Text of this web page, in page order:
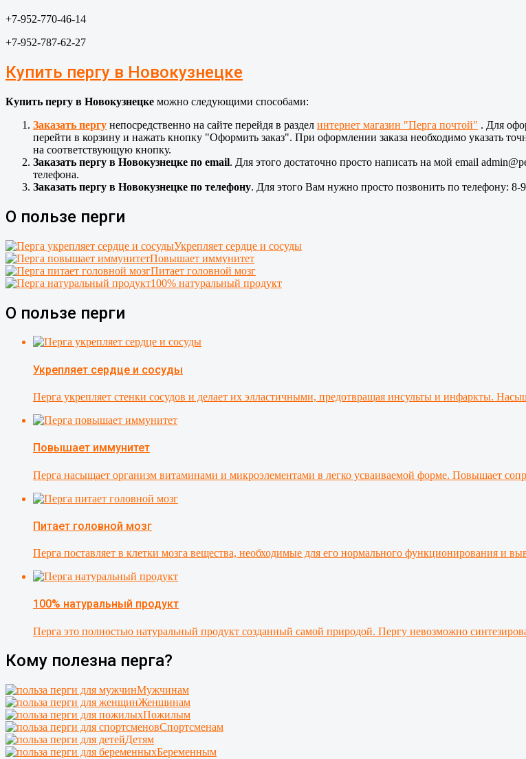
+7-952-770-46-14
+7-952-787-62-27
Купить пергу в Новокузнецке
Купить пергу в Новокузнецке можно следующими способами:
Заказать пергу непосредственно на сайте перейдя в раздел интернет магазин "Перга почтой" . Для
перейти в корзину и нажать кнопку "Оформить заказ". При оформлении заказа необходимо указать
на соответствующую кнопку.
Заказать пергу в Новокузнецке по email. Для этого достаточно просто написать на мой email
телефона.
Заказать пергу в Новокузнецке по телефону. Для этого Вам нужно просто позвонить по телефону: 8-
О пользе перги
Укрепляет сердце и сосуды
Повышает иммунитет
Питает головной мозг
100% натуральный продукт
О пользе перги
Укрепляет сердце и сосуды
Перга укрепляет стенки сосудов и делает их элластичными, предотвращая инсульты и инфаркты.
Повышает иммунитет
Перга насыщает организм витаминами и микроэлементами в легко усваиваемой форме. Повышает
Питает головной мозг
Перга поставляет в клетки мозга вещества, необходимые для его нормального функционирования и
100% натуральный продукт
Перга это полностью натуральный продукт созданный самой природой. Пергу невозможно
Кому полезна перга?
Мужчинам
Женщинам
Пожилым
Спортсменам
Детям
Беременным